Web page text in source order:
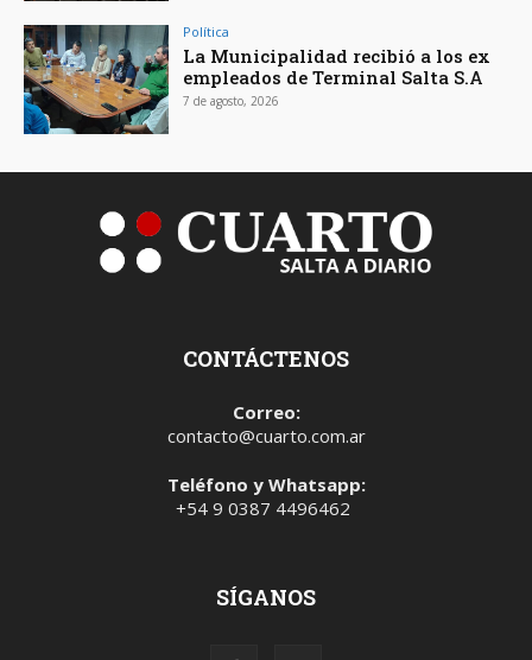
Política
La Municipalidad recibió a los ex
empleados de Terminal Salta S.A
7 de agosto, 2026
CONTÁCTENOS
Correo:
contacto@cuarto.com.ar
Teléfono y Whatsapp:
+54 9 0387 4496462
SÍGANOS